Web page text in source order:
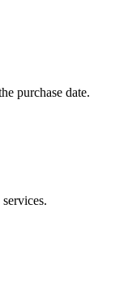
purchase date.